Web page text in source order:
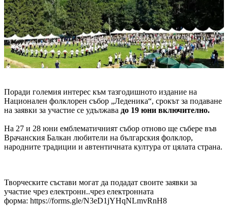
Поради големия интерес към тазгодишното издание на
Национален фолклорен събор „Леденика“, срокът за подаване
на заявки за участие се удължава до 19 юни включително.
На 27 и 28 юни емблематичният събор отново ще събере във
Врачанския Балкан любители на българския фолклор,
народните традиции и автентичната култура от цялата страна.
Творческите състави могат да подадат своите заявки за
участие чрез електронн..чрез електронната
форма: https://forms.gle/N3eD1jYHqNLmvRnH8